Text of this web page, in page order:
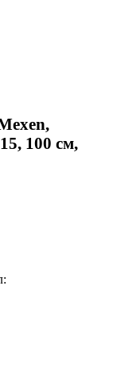
100 см,